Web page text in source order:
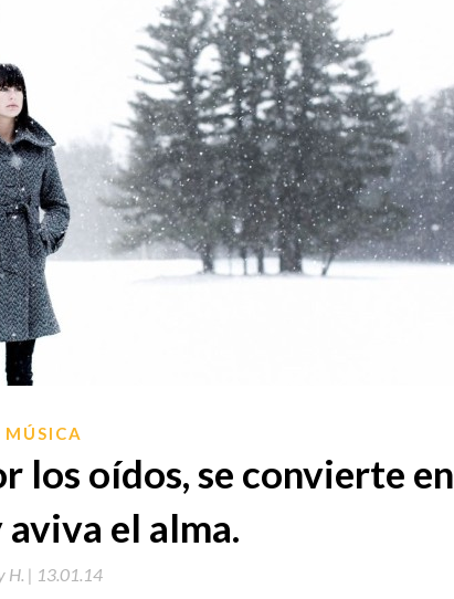
MÚSICA
los oídos, se convierte en
el alma.
H. | 13.01.14